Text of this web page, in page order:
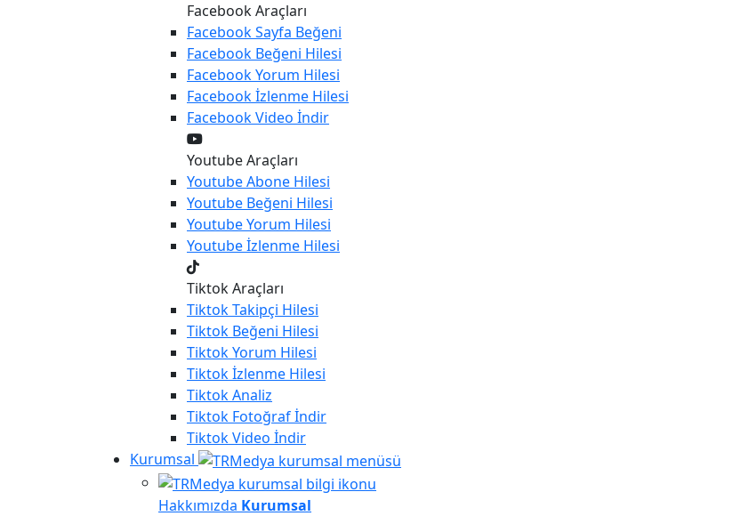
Facebook Araçları
FacebookSayfa Beğeni
Facebook Beğeni Hilesi
FacebookYorum Hilesi
Facebookİzlenme Hilesi
FacebookVideo İndir
Youtube Araçları
YoutubeAbone Hilesi
Youtube Beğeni Hilesi
YoutubeYorum Hilesi
Youtubeİzlenme Hilesi
Tiktok Araçları
TiktokTakipçi Hilesi
Tiktok Beğeni Hilesi
TiktokYorum Hilesi
Tiktokİzlenme Hilesi
TiktokAnaliz
Tiktok Fotoğraf İndir
TiktokVideo İndir
Kurumsal
Hakkımızda Kurumsal